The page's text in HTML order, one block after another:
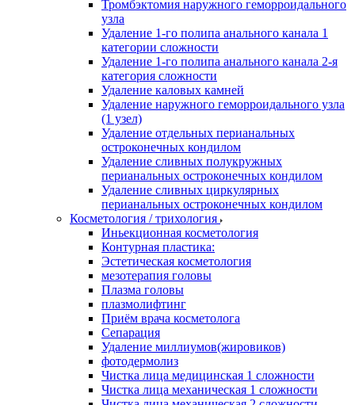
Тромбэктомия наружного геморроидального
узла
Удаление 1-го полипа анального канала 1
категории сложности
Удаление 1-го полипа анального канала 2-я
категория сложности
Удаление каловых камней
Удаление наружного геморроидального узла
(1 узел)
Удаление отдельных перианальных
остроконечных кондилом
Удаление сливных полукружных
перианальных остроконечных кондилом
Удаление сливных циркулярных
перианальных остроконечных кондилом
Косметология / трихология
Иньекционная косметология
Контурная пластика:
Эстетическая косметология
мезотерапия головы
Плазма головы
плазмолифтинг
Приём врача косметолога
Сепарация
Удаление миллиумов(жировиков)
фотодермолиз
Чистка лица медицинская 1 сложности
Чистка лица механическая 1 сложности